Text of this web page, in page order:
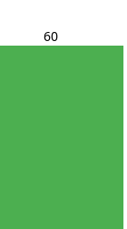
60